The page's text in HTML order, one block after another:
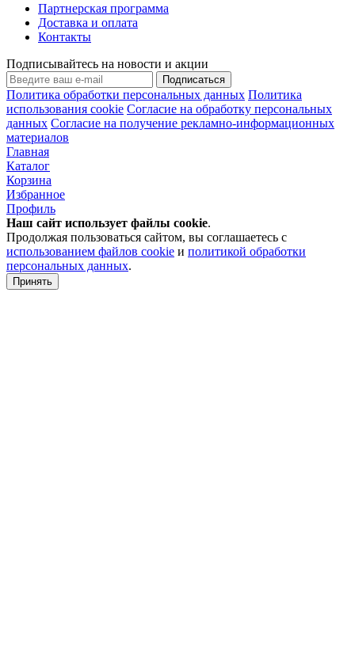
Партнерская программа
Доставка и оплата
Контакты
Подписывайтесь на новости и акции
Подписаться
Политика обработки персональных данных Политика
использования cookie Согласие на обработку персональных
данных Согласие на получение рекламно-информационных
материалов
Главная
Каталог
Корзина
Избранное
Профиль
Наш сайт использует файлы cookie.
Продолжая пользоваться сайтом, вы соглашаетесь с
использованием файлов cookie и политикой обработки
персональных данных.
Принять